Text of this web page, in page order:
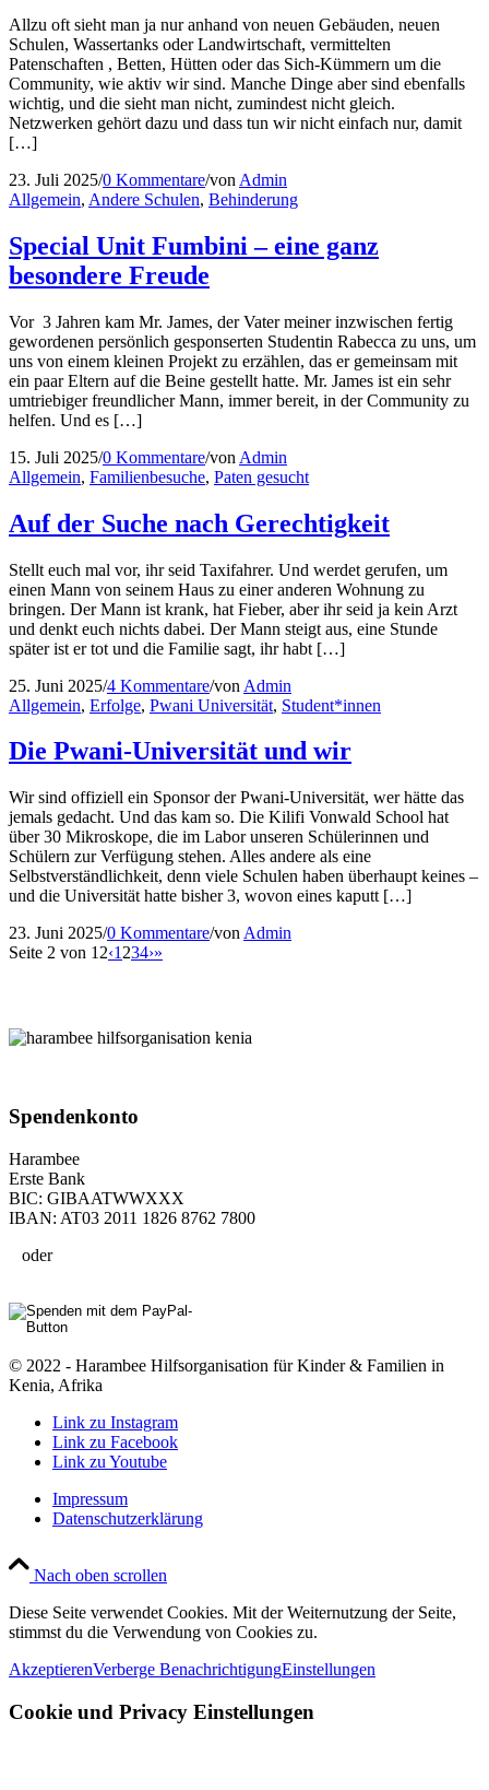
Allzu oft sieht man ja nur anhand von neuen Gebäuden, neuen
Schulen, Wassertanks oder Landwirtschaft, vermittelten
Patenschaften , Betten, Hütten oder das Sich-Kümmern um die
Community, wie aktiv wir sind. Manche Dinge aber sind ebenfalls
wichtig, und die sieht man nicht, zumindest nicht gleich.
Netzwerken gehört dazu und dass tun wir nicht einfach nur, damit
[…]
23. Juli 2025/0 Kommentare/von Admin
Allgemein, Andere Schulen, Behinderung
Special Unit Fumbini – eine ganz
besondere Freude
Vor 3 Jahren kam Mr. James, der Vater meiner inzwischen fertig
gewordenen persönlich gesponserten Studentin Rabecca zu uns, um
uns von einem kleinen Projekt zu erzählen, das er gemeinsam mit
ein paar Eltern auf die Beine gestellt hatte. Mr. James ist ein sehr
umtriebiger freundlicher Mann, immer bereit, in der Community zu
helfen. Und es […]
15. Juli 2025/0 Kommentare/von Admin
Allgemein, Familienbesuche, Paten gesucht
Auf der Suche nach Gerechtigkeit
Stellt euch mal vor, ihr seid Taxifahrer. Und werdet gerufen, um
einen Mann von seinem Haus zu einer anderen Wohnung zu
bringen. Der Mann ist krank, hat Fieber, aber ihr seid ja kein Arzt
und denkt euch nichts dabei. Der Mann steigt aus, eine Stunde
später ist er tot und die Familie sagt, ihr habt […]
25. Juni 2025/4 Kommentare/von Admin
Allgemein, Erfolge, Pwani Universität, Student*innen
Die Pwani-Universität und wir
Wir sind offiziell ein Sponsor der Pwani-Universität, wer hätte das
jemals gedacht. Und das kam so. Die Kilifi Vonwald School hat
über 30 Mikroskope, die im Labor unseren Schülerinnen und
Schülern zur Verfügung stehen. Alles andere als eine
Selbstverständlichkeit, denn viele Schulen haben überhaupt keines –
und die Universität hatte bisher 3, wovon eines kaputt […]
23. Juni 2025/0 Kommentare/von Admin
Seite 2 von 12‹1 234›»
Spenden­konto
Harambee
Erste Bank
BIC: GIBAATWWXXX
IBAN: AT03 2011 1826 8762 7800
oder
© 2022 - Harambee Hilfsorganisation für Kinder & Familien in
Kenia, Afrika
Link zu Instagram
Link zu Facebook
Link zu Youtube
Impressum
Datenschutzerklärung
Nach oben scrollen
Diese Seite verwendet Cookies. Mit der Weiternutzung der Seite,
stimmst du die Verwendung von Cookies zu.
AkzeptierenVerberge BenachrichtigungEinstellungen
Cookie und Privacy Einstellungen